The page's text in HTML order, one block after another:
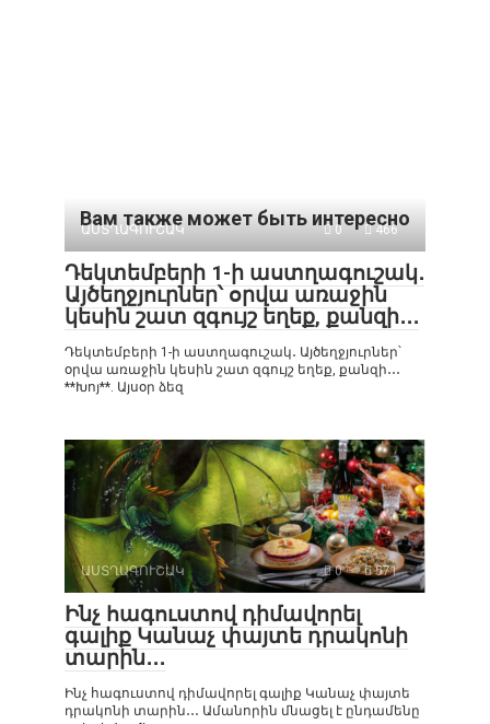
Вам также может быть интересно
ԱՍՏՂԱԳՈՒՇԱԿ 0 466
Դեկտեմբերի 1-ի աստղագուշակ․
Այծեղջյուրներ՝ օրվա առաջին
կեսին շատ զգույշ եղեք, քանզի․․․
Դեկտեմբերի 1-ի աստղագուշակ․ Այծեղջյուրներ՝
օրվա առաջին կեսին շատ զգույշ եղեք, քանզի․․․
**Խոյ**. Այսօր ձեզ
ԱՍՏՂԱԳՈՒՇԱԿ 0 571
Ինչ հագուստով դիմավորել
գալիք Կանաչ փայտե դրակոնի
տարին․․․
Ինչ հագուստով դիմավորել գալիք Կանաչ փայտե
դրակոնի տարին․․․ Ամանորին մնացել է ընդամենը